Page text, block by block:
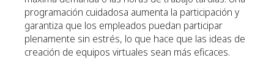
programación cuidadosa aumenta la participación y
garantiza que los empleados puedan participar
plenamente sin estrés, lo que hace que las ideas de
creación de equipos virtuales sean más eficaces.